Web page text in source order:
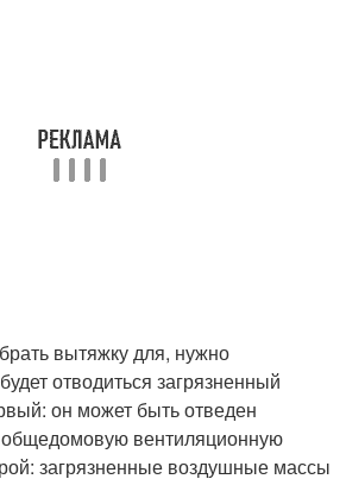
вытяжку для, нужно
отводиться загрязненный
он может быть отведен
общедомовую вентиляционную
загрязненные воздушные массы